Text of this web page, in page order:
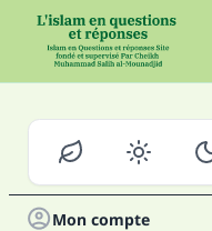
Mon compte